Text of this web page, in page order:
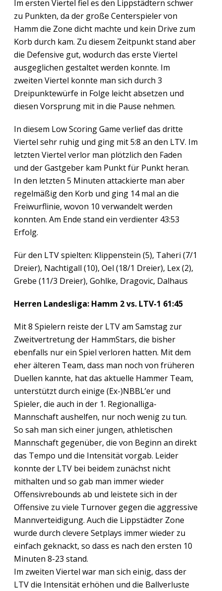
Im ersten Viertel fiel es den Lippstädtern schwer
zu Punkten, da der große Centerspieler von
Hamm die Zone dicht machte und kein Drive zum
Korb durch kam. Zu diesem Zeitpunkt stand aber
die Defensive gut, wodurch das erste Viertel
ausgeglichen gestaltet werden konnte. Im
zweiten Viertel konnte man sich durch 3
Dreipunktewürfe in Folge leicht absetzen und
diesen Vorsprung mit in die Pause nehmen.
In diesem Low Scoring Game verlief das dritte
Viertel sehr ruhig und ging mit 5:8 an den LTV. Im
letzten Viertel verlor man plötzlich den Faden
und der Gastgeber kam Punkt für Punkt heran.
In den letzten 5 Minuten attackierte man aber
regelmäßig den Korb und ging 14 mal an die
Freiwurflinie, wovon 10 verwandelt werden
konnten. Am Ende stand ein verdienter 43:53
Erfolg.
Für den LTV spielten: Klippenstein (5), Taheri (7/1
Dreier), Nachtigall (10), Oel (18/1 Dreier), Lex (2),
Grebe (11/3 Dreier), Gohlke, Dragovic, Dalhaus
Herren Landesliga: Hamm 2 vs. LTV-1 61:45
Mit 8 Spielern reiste der LTV am Samstag zur
Zweitvertretung der HammStars, die bisher
ebenfalls nur ein Spiel verloren hatten. Mit dem
eher älteren Team, dass man noch von früheren
Duellen kannte, hat das aktuelle Hammer Team,
unterstützt durch einige (Ex-)NBBL’er und
Spieler, die auch in der 1. Regionalliga-
Mannschaft aushelfen, nur noch wenig zu tun.
So sah man sich einer jungen, athletischen
Mannschaft gegenüber, die von Beginn an direkt
das Tempo und die Intensität vorgab. Leider
konnte der LTV bei beidem zunächst nicht
mithalten und so gab man immer wieder
Offensivrebounds ab und leistete sich in der
Offensive zu viele Turnover gegen die aggressive
Mannverteidigung. Auch die Lippstädter Zone
wurde durch clevere Setplays immer wieder zu
einfach geknackt, so dass es nach den ersten 10
Minuten 8-23 stand.
Im zweiten Viertel war man sich einig, dass der
LTV die Intensität erhöhen und die Ballverluste